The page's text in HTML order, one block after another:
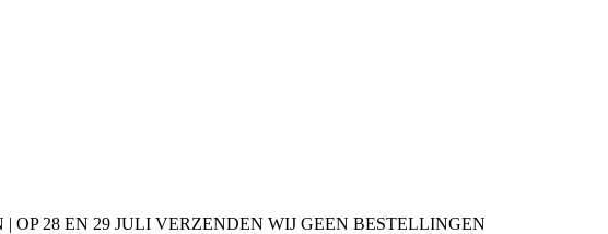
28 EN 29 JULI VERZENDEN WIJ GEEN BESTELLINGEN